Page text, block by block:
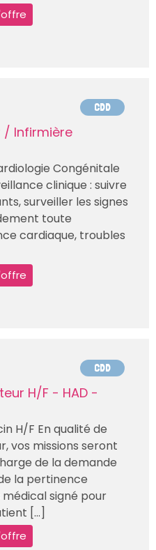
CDD
/ Infirmière
Congénitale
clinique : suivre
surveiller les signes
toute
cardiaque, troubles
CDD
H/F - HAD -
H/F En qualité de
vos missions seront
de la demande
la pertinence
médical signé pour
[...]